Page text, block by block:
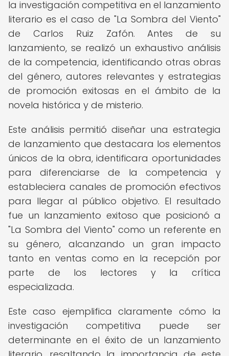
la investigación competitiva en el lanzamiento
literario es el caso de "La Sombra del Viento"
de Carlos Ruiz Zafón. Antes de su
lanzamiento, se realizó un exhaustivo análisis
de la competencia, identificando otras obras
del género, autores relevantes y estrategias
de promoción exitosas en el ámbito de la
novela histórica y de misterio.
Este análisis permitió diseñar una estrategia
de lanzamiento que destacara los elementos
únicos de la obra, identificara oportunidades
para diferenciarse de la competencia y
estableciera canales de promoción efectivos
para llegar al público objetivo. El resultado
fue un lanzamiento exitoso que posicionó a
"La Sombra del Viento" como un referente en
su género, alcanzando un gran impacto
tanto en ventas como en la recepción por
parte de los lectores y la crítica
especializada.
Este caso ejemplifica claramente cómo la
investigación competitiva puede ser
determinante en el éxito de un lanzamiento